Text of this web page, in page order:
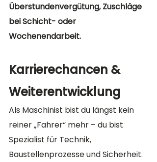
Überstundenvergütung, Zuschläge
bei Schicht- oder
Wochenendarbeit.
Karrierechancen &
Weiterentwicklung
Als Maschinist bist du längst kein
reiner „Fahrer“ mehr – du bist
Spezialist für Technik,
Baustellenprozesse und Sicherheit.